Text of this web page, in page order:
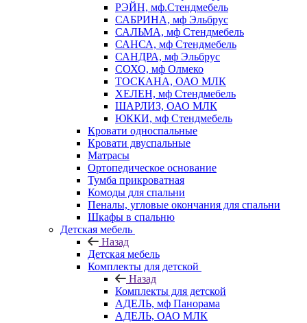
РЭЙН, мф.Стендмебель
САБРИНА, мф Эльбрус
САЛЬМА, мф Стендмебель
САНСА, мф Стендмебель
САНДРА, мф Эльбрус
СОХО, мф Олмеко
ТОСКАНА, ОАО МЛК
ХЕЛЕН, мф Стендмебель
ШАРЛИЗ, ОАО МЛК
ЮККИ, мф Стендмебель
Кровати односпальные
Кровати двуспальные
Матрасы
Ортопедическое основание
Тумба прикроватная
Комоды для спальни
Пеналы, угловые окончания для спальни
Шкафы в спальню
Детская мебель
Назад
Детская мебель
Комплекты для детской
Назад
Комплекты для детской
АДЕЛЬ, мф Панорама
АДЕЛЬ, ОАО МЛК